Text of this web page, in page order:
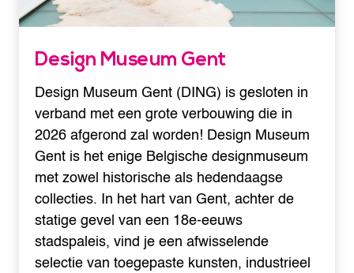
Design Museum Gent
Design Museum Gent (DING) is gesloten in
verband met een grote verbouwing die in
2026 afgerond zal worden! Design Museum
Gent is het enige Belgische designmuseum
met zowel historische als hedendaagse
collecties. In het hart van Gent, achter de
statige gevel van een 18e-eeuws
stadspaleis, vind je een afwisselende
selectie van toegepaste kunsten, industrieel